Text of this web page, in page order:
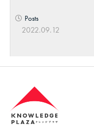
Posts
2022.09.12